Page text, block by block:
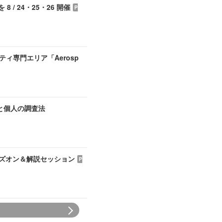
8 / 24・25・26 開催 P
ィ専門エリア「Aerosp
個人の調査法
オン＆解説セッション P